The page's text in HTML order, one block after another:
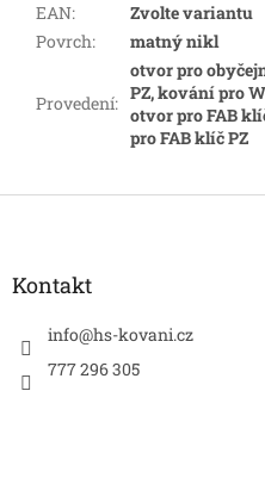
EAN:
Zvolte variantu
Povrch: matný nikl
Provedení:
otvor pro
PZ, kování pro
otvor pro FAB
pro FAB klíč PZ
Kontakt
info@hs-kovani.cz
777 296 305